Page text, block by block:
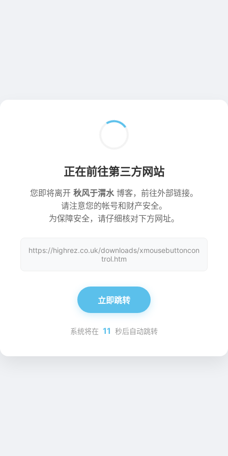
正在前往第三方网站
您即将离开 秋风于渭水博客，前往外部链接。
请注意您的帐号和财产安全。
为保障安全，请仔细核对下方网址。
https://highrez.co.uk/downloads/xmousebuttoncon
trol.htm
立即跳转
系统将在 11 秒后自动跳转